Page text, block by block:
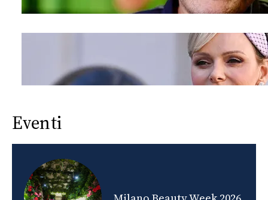
Eventi